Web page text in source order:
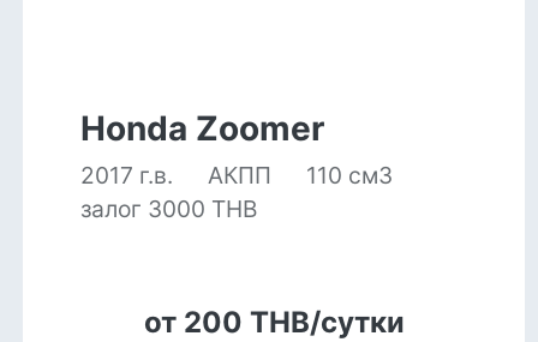
Honda Zoomer
2017 г.в. АКПП
110 см3
залог 3000 THB
от 200 THB/сутки